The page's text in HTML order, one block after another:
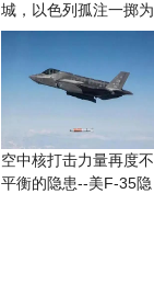
城，以色列孤注一掷为
哪般？
空中核打击力量再度不
平衡的隐患--​美F-35隐